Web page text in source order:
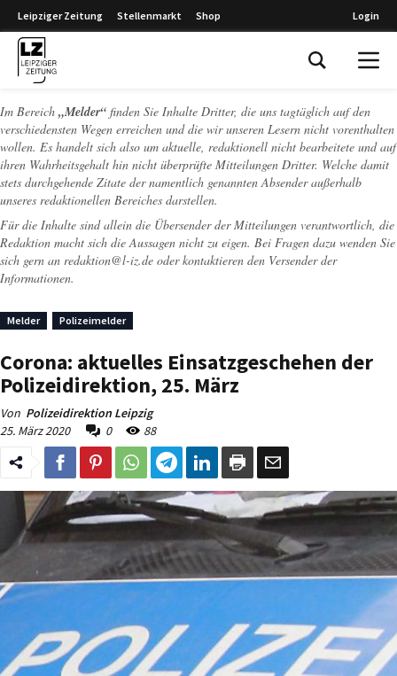
Leipziger Zeitung Stellenmarkt Shop Login
Im Bereich „Melder“ finden Sie Inhalte Dritter, die uns tagtäglich auf den
verschiedensten Wegen erreichen und die wir unseren Lesern nicht vorenthalten
wollen. Es handelt sich also um aktuelle, redaktionell nicht bearbeitete und auf
ihren Wahrheitsgehalt hin nicht überprüfte Mitteilungen Dritter. Welche damit
stets durchgehende Zitate der namentlich genannten Absender außerhalb
unseres redaktionellen Bereiches darstellen.
Für die Inhalte sind allein die Übersender der Mitteilungen verantwortlich, die
Redaktion macht sich die Aussagen nicht zu eigen. Bei Fragen dazu wenden Sie
sich gern an redaktion@l-iz.de oder kontaktieren den Versender der
Informationen.
Melder Polizeimelder
Corona: aktuelles Einsatzgeschehen der
Polizeidirektion, 25. März
Von Polizeidirektion Leipzig
25. März 2020
0 88